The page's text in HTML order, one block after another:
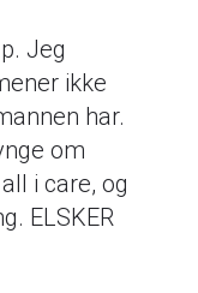
Jeg
ikke
har.
om
i care, og
ELSKER